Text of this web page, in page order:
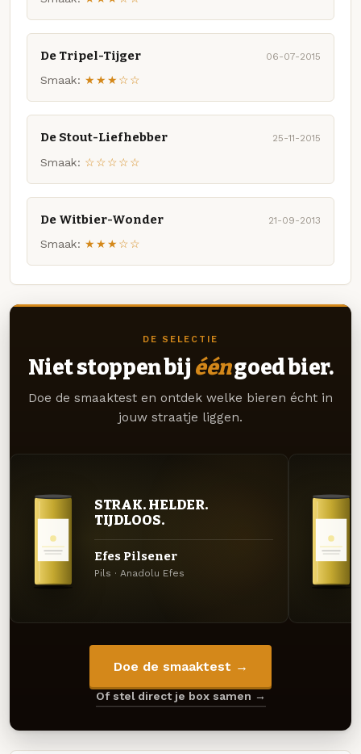
De Tripel-Tijger 06-07-2015
Smaak: ★★★☆☆
De Stout-Liefhebber 25-11-2015
Smaak: ☆☆☆☆☆
De Witbier-Wonder 21-09-2013
Smaak: ★★★☆☆
DE SELECTIE
Niet stoppen bij ééngoed bier.
Doe de smaaktest en ontdek welke bieren écht in
jouw straatje liggen.
STRAK. HELDER.
TIJDLOOS.
Efes Pilsener
Pils · Anadolu Efes
Doe de smaaktest →
Of stel direct je box samen →